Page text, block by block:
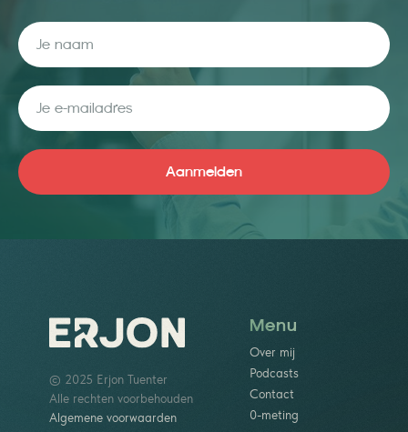
Je naam
Je e-mailadres
Aanmelden
Over mij
Podcasts
Contact
0-meting
Menu
© 2025 Erjon Tuenter
Alle rechten voorbehouden
Algemene voorwaarden